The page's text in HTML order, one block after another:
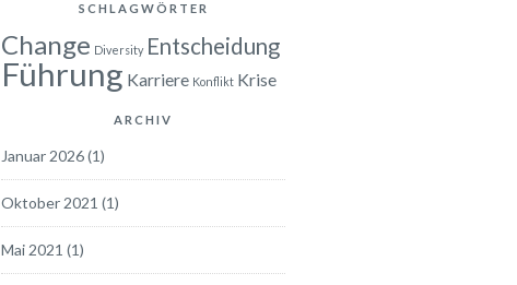
SCHLAGWÖRTER
Change Diversity Entscheidung
Führung Karriere Konflikt Krise
ARCHIV
Januar 2026(1)
Oktober 2021 (1)
Mai 2021 (1)